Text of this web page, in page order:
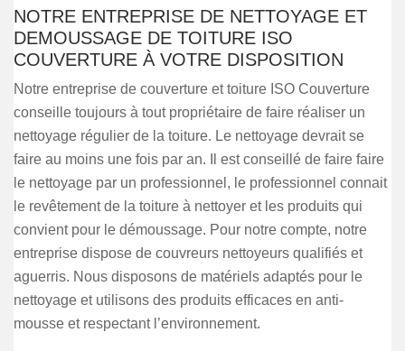
NOTRE ENTREPRISE DE NETTOYAGE ET
DEMOUSSAGE DE TOITURE ISO
COUVERTURE À VOTRE DISPOSITION
Notre entreprise de couverture et toiture ISO Couverture
conseille toujours à tout propriétaire de faire réaliser un
nettoyage régulier de la toiture. Le nettoyage devrait se
faire au moins une fois par an. Il est conseillé de faire faire
le nettoyage par un professionnel, le professionnel connait
le revêtement de la toiture à nettoyer et les produits qui
convient pour le démoussage. Pour notre compte, notre
entreprise dispose de couvreurs nettoyeurs qualifiés et
aguerris. Nous disposons de matériels adaptés pour le
nettoyage et utilisons des produits efficaces en anti-
mousse et respectant l’environnement.